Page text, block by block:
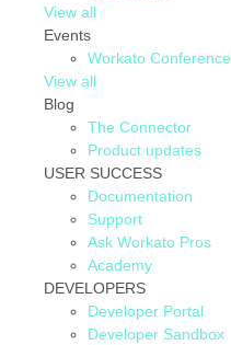
View all
Events
Workato Conference
View all
Blog
The Connector
Product updates
USER SUCCESS
Documentation
Support
Ask Workato Pros
Academy
DEVELOPERS
Developer Portal
Developer Sandbox